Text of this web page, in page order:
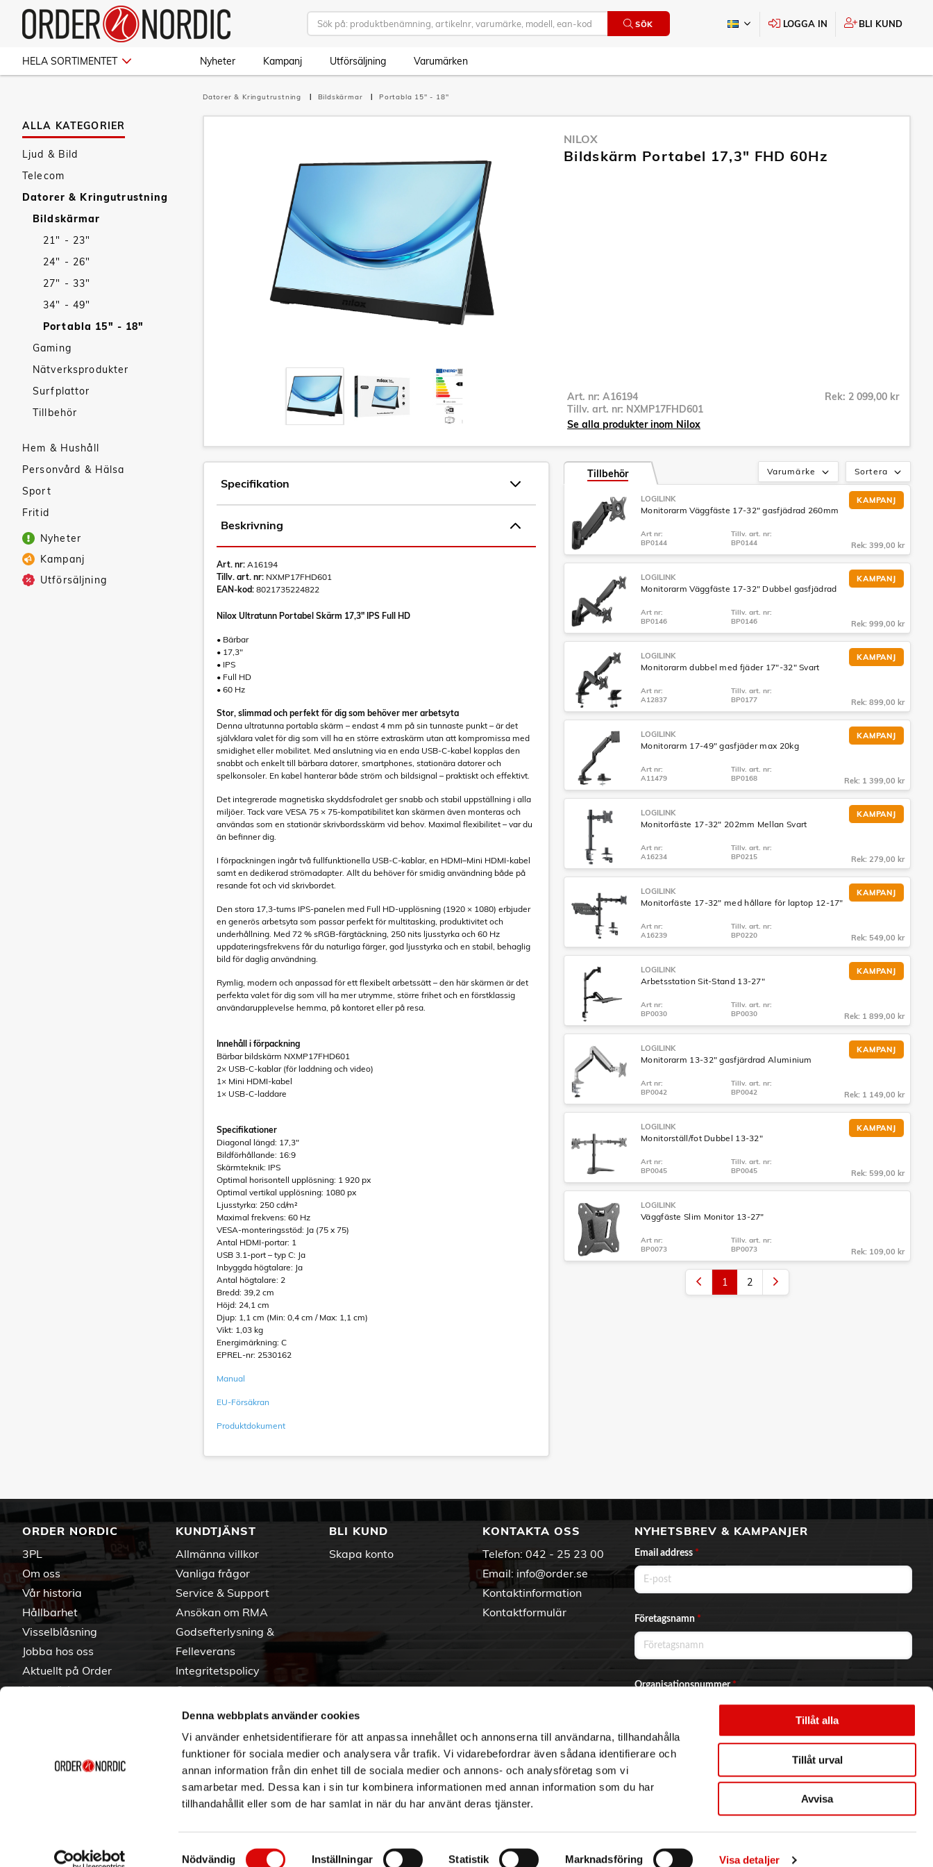
Denna webbplats använder cookies
Vi använder enhetsidentifierare för att anpassa innehållet och annonserna till användarna, tillhandahålla
funktioner för sociala medier och analysera vår trafik. Vi vidarebefordrar även sådana identifierare och
annan information från din enhet till de sociala medier och annons- och analysföretag som vi
samarbetar med. Dessa kan i sin tur kombinera informationen med annan information som du har
tillhandahållit eller som de har samlat in när du har använt deras tjänster.
Samtyckesval
Nödvändig Inställningar Statistik Marknadsföring Visa detaljer
Tillåt alla
Tillåt urval
Avvisa
SÖK LOGGA IN BLI KUND
HELA SORTIMENTET Nyheter Kampanj Utförsäljning Varumärken
ALLA KATEGORIER
Ljud & Bild
Telecom
Datorer & Kringutrustning
Bildskärmar
21" - 23"
24" - 26"
27" - 33"
34" - 49"
Portabla 15" - 18"
Gaming
Nätverksprodukter
Surfplattor
Tillbehör
Hem & Hushåll
Personvård & Hälsa
Sport
Fritid
Nyheter
Kampanj
Utförsäljning
Datorer & Kringutrustning Bildskärmar Portabla 15" - 18"
NILOX
Bildskärm Portabel 17,3" FHD 60Hz
Art. nr: A16194
Tillv. art. nr: NXMP17FHD601
Rek: 2 099,00 kr
Se alla produkter inom Nilox
Specifikation
Beskrivning
Art. nr: A16194
Tillv. art. nr: NXMP17FHD601
EAN-kod: 8021735224822
Nilox Ultratunn Portabel Skärm 17,3" IPS Full HD
• Bärbar
• 17,3"
• IPS
• Full HD
• 60 Hz
Stor, slimmad och perfekt för dig som behöver mer arbetsyta
Denna ultratunna portabla skärm – endast 4 mm på sin tunnaste punkt – är det
självklara valet för dig som vill ha en större extraskärm utan att kompromissa med
smidighet eller mobilitet. Med anslutning via en enda USB-C-kabel kopplas den
snabbt och enkelt till bärbara datorer, smartphones, stationära datorer och
spelkonsoler. En kabel hanterar både ström och bildsignal – praktiskt och effektivt.
Det integrerade magnetiska skyddsfodralet ger snabb och stabil uppställning i alla
miljöer. Tack vare VESA 75 × 75-kompatibilitet kan skärmen även monteras och
användas som en stationär skrivbordsskärm vid behov. Maximal flexibilitet – var du
än befinner dig.
I förpackningen ingår två fullfunktionella USB-C-kablar, en HDMI–Mini HDMI-kabel
samt en dedikerad strömadapter. Allt du behöver för smidig användning både på
resande fot och vid skrivbordet.
Den stora 17,3-tums IPS-panelen med Full HD-upplösning (1920 × 1080) erbjuder
en generös arbetsyta som passar perfekt för multitasking, produktivitet och
underhållning. Med 72 % sRGB-färgtäckning, 250 nits ljusstyrka och 60 Hz
uppdateringsfrekvens får du naturliga färger, god ljusstyrka och en stabil, behaglig
bild för daglig användning.
Rymlig, modern och anpassad för ett flexibelt arbetssätt – den här skärmen är det
perfekta valet för dig som vill ha mer utrymme, större frihet och en förstklassig
användarupplevelse hemma, på kontoret eller på resa.
Innehåll i förpackning
Bärbar bildskärm NXMP17FHD601
2× USB-C-kablar (för laddning och video)
1× Mini HDMI-kabel
1× USB-C-laddare
Specifikationer
Diagonal längd: 17,3"
Bildförhållande: 16:9
Skärmteknik: IPS
Optimal horisontell upplösning: 1 920 px
Optimal vertikal upplösning: 1080 px
Ljusstyrka: 250 cd/m²
Maximal frekvens: 60 Hz
VESA-monteringsstöd: Ja (75 x 75)
Antal HDMI-portar: 1
USB 3.1-port – typ C: Ja
Inbyggda högtalare: Ja
Antal högtalare: 2
Bredd: 39,2 cm
Höjd: 24,1 cm
Djup: 1,1 cm (Min: 0,4 cm / Max: 1,1 cm)
Vikt: 1,03 kg
Energimärkning: C
EPREL-nr: 2530162
Manual
EU-Försäkran
Produktdokument
Sortera
Varumärke
Tillbehör
KAMPANJ
LOGILINK
Monitorarm Väggfäste 17-32" gasfjädrad 260mm
Art nr:
BP0144
Tillv. art. nr:
BP0144
Rek: 399,00 kr
KAMPANJ
LOGILINK
Monitorarm Väggfäste 17-32" Dubbel gasfjädrad
Art nr:
BP0146
Tillv. art. nr:
BP0146
Rek: 999,00 kr
KAMPANJ
LOGILINK
Monitorarm dubbel med fjäder 17"-32" Svart
Art nr:
A12837
Tillv. art. nr:
BP0177
Rek: 899,00 kr
KAMPANJ
LOGILINK
Monitorarm 17-49" gasfjäder max 20kg
Art nr:
A11479
Tillv. art. nr:
BP0168
Rek: 1 399,00 kr
KAMPANJ
LOGILINK
Monitorfäste 17-32" 202mm Mellan Svart
Art nr:
A16234
Tillv. art. nr:
BP0215
Rek: 279,00 kr
KAMPANJ
LOGILINK
Monitorfäste 17-32" med hållare för laptop 12-17"
Art nr:
A16239
Tillv. art. nr:
BP0220
Rek: 549,00 kr
KAMPANJ
LOGILINK
Arbetsstation Sit-Stand 13-27"
Art nr:
BP0030
Tillv. art. nr:
BP0030
Rek: 1 899,00 kr
KAMPANJ
LOGILINK
Monitorarm 13-32" gasfjärdrad Aluminium
Art nr:
BP0042
Tillv. art. nr:
BP0042
Rek: 1 149,00 kr
KAMPANJ
LOGILINK
Monitorställ/fot Dubbel 13-32"
Art nr:
BP0045
Tillv. art. nr:
BP0045
Rek: 599,00 kr
LOGILINK
Väggfäste Slim Monitor 13-27"
Art nr:
BP0073
Tillv. art. nr:
BP0073
Rek: 109,00 kr
1 2
ORDER NORDIC
3PL
Om oss
Vår historia
Hållbarhet
Visselblåsning
Jobba hos oss
Aktuellt på Order
Varumärken
KUNDTJÄNST
Allmänna villkor
Vanliga frågor
Service & Support
Ansökan om RMA
Godsefterlysning &
Felleverans
Integritetspolicy
Om cookies
BLI KUND
Skapa konto
KONTAKTA OSS
Telefon: 042 - 25 23 00
Email: info@order.se
Kontaktinformation
Kontaktformulär
NYHETSBREV & KAMPANJER
Email address *
Företagsnamn *
Organisationsnummer*
Ja, jag vill prenumerera på nyhetsbrevet.
Copyright © 2026 Order Nordic